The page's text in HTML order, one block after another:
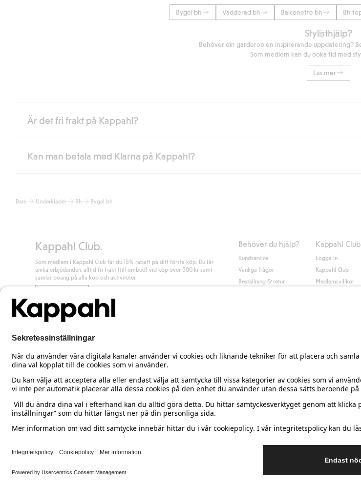
Bygel bh Vadderad bh Balconette bh Bh
Stylisthjälp?
Behöver din garderob en inspirerande uppdatering?
Som medlem kan du boka tid med
Läs mer
Är det fri frakt på Kappahl?
Är du medlem i Kappahl Club har du alltid gratis frakt till butik eller om du handlar för över 500kr med leverans
Läs mer
Kan man betala med Klarna på Kappahl?
klicka på "Slutför köp" godkänner du Kappahls allmänna villkor.
Dam Underkläder Bh Bygel bh
Kappahl Club.
Som medlem i Kappahl Club får du 15% rabatt på ditt första köp. Du får
unika erbjudanden, alltid fri frakt (till ombud) vid köp över 500 kr samt
samlar poäng på alla köp och aktiviteter.
Behöver du hjälp?
Kundservice
Vanliga frågor
Beställning & retur
Kappahl Club
Logga in
Kappahl Club
Medlemsvillkor
Sweden Ändra land
Cookies